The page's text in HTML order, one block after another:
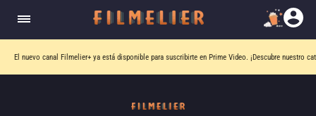
El nuevo canal Filmelier+ ya está disponible para suscribirte en Prime Video. ¡Descubre nuestro